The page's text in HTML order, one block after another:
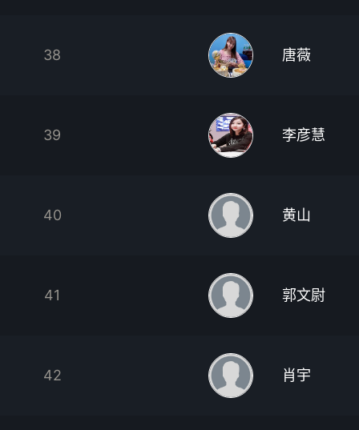
38 唐薇
39 李彦慧
40 黄山
41 郭文尉
42 肖宇